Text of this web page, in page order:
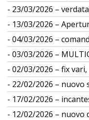
23/03/2026 –
13/03/2026 –
04/03/2026 –
03/03/2026 –
02/03/2026 – fix
22/02/2026 – nuovo
17/02/2026 –
12/02/2026 – nuovo